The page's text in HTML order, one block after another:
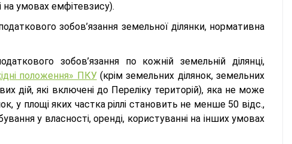
на умовах емфітевзису).
зобов’язання земельної ділянки, нормативна
зобов’язання по кожній земельній ділянці,
положення» ПКУ(крім земельних ділянок, земельних
дій, які включені до Переліку територій), яка не може
у площі яких частка ріллі становить не менше 50 відс.,
у власності, оренді, користуванні на інших умовах